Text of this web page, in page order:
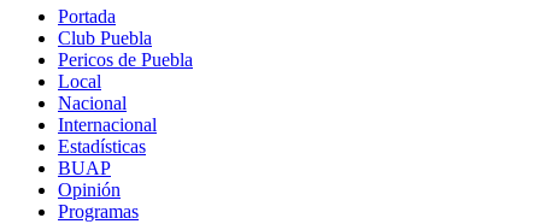
Portada
Club Puebla
Pericos de Puebla
Local
Nacional
Internacional
Estadísticas
BUAP
Opinión
Programas